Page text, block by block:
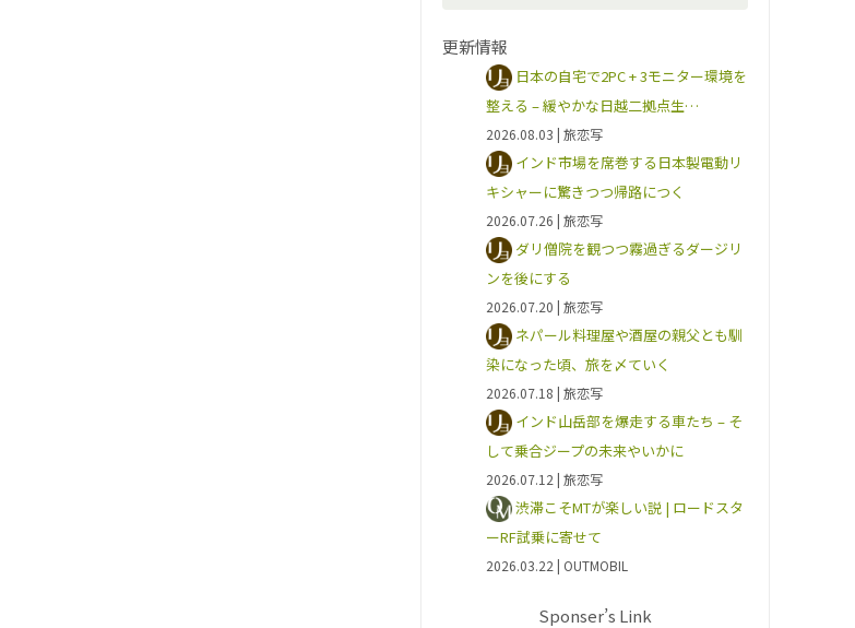
更新情報
日本の自宅で2PC + 3モニター環境を
整える – 緩やかな日越二拠点生…
2026.08.03 | 旅恋写
インド市場を席巻する日本製電動リ
キシャーに驚きつつ帰路につく
2026.07.26 | 旅恋写
ダリ僧院を観つつ霧過ぎるダージリ
ンを後にする
2026.07.20 | 旅恋写
ネパール料理屋や酒屋の親父とも馴
染になった頃、旅を〆ていく
2026.07.18 | 旅恋写
インド山岳部を爆走する車たち – そ
して乗合ジープの未来やいかに
2026.07.12 | 旅恋写
渋滞こそMTが楽しい説 | ロードスタ
ーRF試乗に寄せて
2026.03.22 | OUTMOBIL
Sponser’s Link